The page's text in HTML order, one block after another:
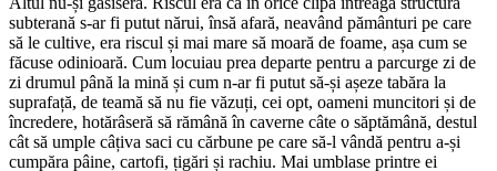
subterană s-ar fi putut nărui, însă afară, neavând pământuri pe care
să le cultive, era riscul și mai mare să moară de foame, așa cum se
făcuse odinioară. Cum locuiau prea departe pentru a parcurge zi de
zi drumul până la mină și cum n-ar fi putut să-și așeze tabăra la
suprafață, de teamă să nu fie văzuți, cei opt, oameni muncitori și de
încredere, hotărâseră să rămână în caverne câte o săptămână, destul
cât să umple câțiva saci cu cărbune pe care să-l vândă pentru a-și
cumpăra pâine, cartofi, țigări și rachiu. Mai umblase printre ei